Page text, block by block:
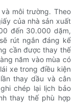
môi trường. Theo
của nhà sản xuất
đến 30.000 dặm,
rút ngắn đáng kể
cần được thay thế
năm vào mùa có
xe trong điều kiện
thay dầu và cân
chép lại lịch bảo
thay thế phù hợp